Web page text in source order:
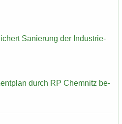
Sa­nie­rung der In­dus­trie­
durch RP Chem­nitz be­